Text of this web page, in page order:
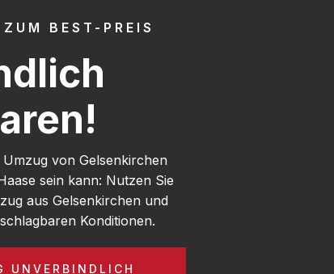
BEST-PREIS
von Gelsenkirchen
sein kann: Nutzen Sie
aus Gelsenkirchen und
Konditionen.
UNVERBINDLICH